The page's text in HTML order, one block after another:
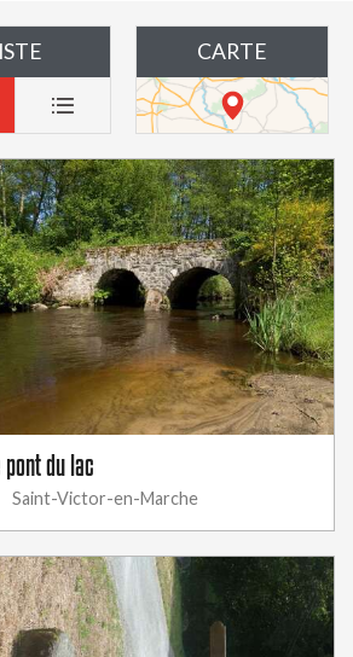
CARTE
pont du lac
Saint-Victor-en-Marche